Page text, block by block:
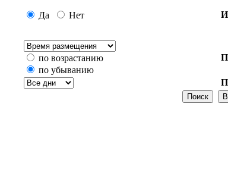
Да Нет
по возрастанию
по убыванию